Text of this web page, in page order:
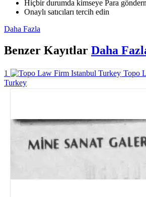
Hiçbir durumda kimseye Para
Onaylı satıcıları tercih edin
Daha Fazla
Benzer Kayıtlar Daha
1
Topo
Turkey